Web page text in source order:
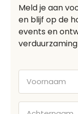
Meld je aan
en blijf op de
events en
Voornaam
Achternaam